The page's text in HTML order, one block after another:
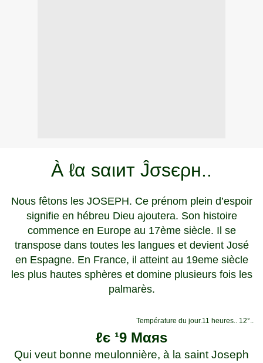
À ℓα ѕαιит Ĵσѕєρн..
Nous fêtons les JOSEPH. Ce prénom plein d’espoir
signifie en hébreu Dieu ajoutera. Son histoire
commence en Europe au 17ème siècle. Il se
transpose dans toutes les langues et devient José
en Espagne. En France, il atteint au 19eme siècle
les plus hautes sphères et domine plusieurs fois les
palmarès.
Température du jour.11 heures.. 12°..
ℓє ¹9 Mαяѕ
Qui veut bonne meulonnière, à la saint Joseph